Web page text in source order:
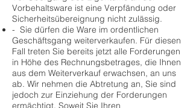
Vorbehaltsware ist eine Verpfändung oder
Sicherheitsübereignung nicht zulässig.
- Sie dürfen die Ware im ordentlichen
Geschäftsgang weiterverkaufen. Für diesen
Fall treten Sie bereits jetzt alle Forderungen
in Höhe des Rechnungsbetrages, die Ihnen
aus dem Weiterverkauf erwachsen, an uns
ab. Wir nehmen die Abtretung an, Sie sind
jedoch zur Einziehung der Forderungen
ermächtigt. Soweit Sie Ihren